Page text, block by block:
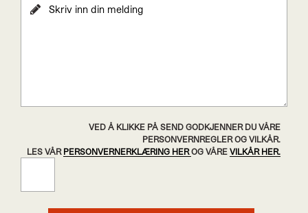
VED Å KLIKKE PÅ SEND GODKJENNER DU VÅRE
PERSONVERNREGLER OG VILKÅR.
LES VÅR PERSONVERNERKLÆRING HEROG VÅRE VILKÅR HER.